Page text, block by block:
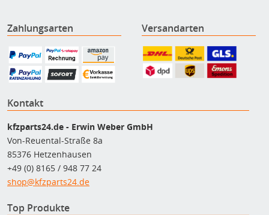
Zahlungsarten Versandarten
Kontakt
kfzparts24.de - Erwin Weber GmbH
Von-Reuental-Straße 8a
85376 Hetzenhausen
+49 (0) 8165 / 948 77 24
shop@kfzparts24.de
Top Produkte